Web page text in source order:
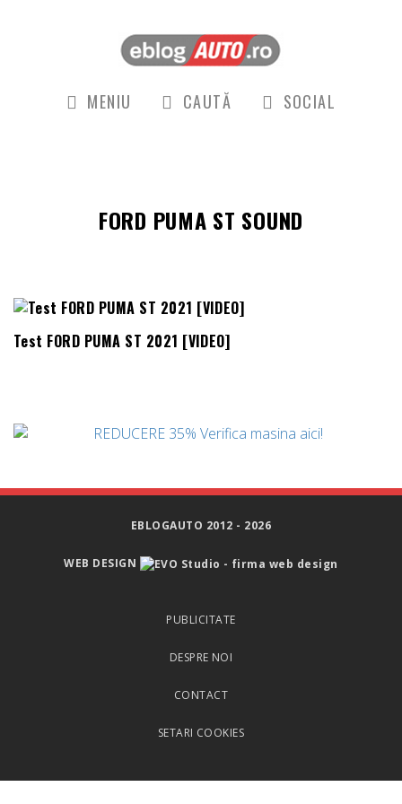
MENIU CAUTĂ SOCIAL
FORD PUMA ST SOUND
Test FORD PUMA ST 2021 [VIDEO]
EBLOGAUTO 2012 - 2026
WEB DESIGN
PUBLICITATE
DESPRE NOI
CONTACT
SETARI COOKIES